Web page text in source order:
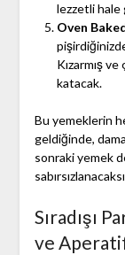
lezzetli hale
Oven
Kızarmış
katacak.
Bu yemeklerin
geldiğinde,
sonraki yemek
Sıradışı
ve